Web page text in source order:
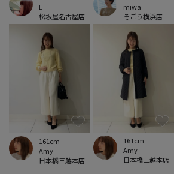
松坂屋名古屋店
E
そごう横浜店
miwa
日本橋三越本店
Amy
161cm
日本橋三越本店
Amy
161cm